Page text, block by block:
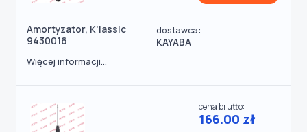
Amortyzator, K'lassic
9430016
dostawca:
KAYABA
Więcej informacji...
cena brutto:
166.00 zł